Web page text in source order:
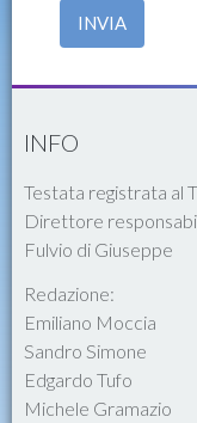
INVIA
INFO
Testata registrata al
Direttore
Fulvio di Giuseppe
Redazione:
Emiliano Moccia
Sandro Simone
Edgardo Tufo
Michele Gramazio